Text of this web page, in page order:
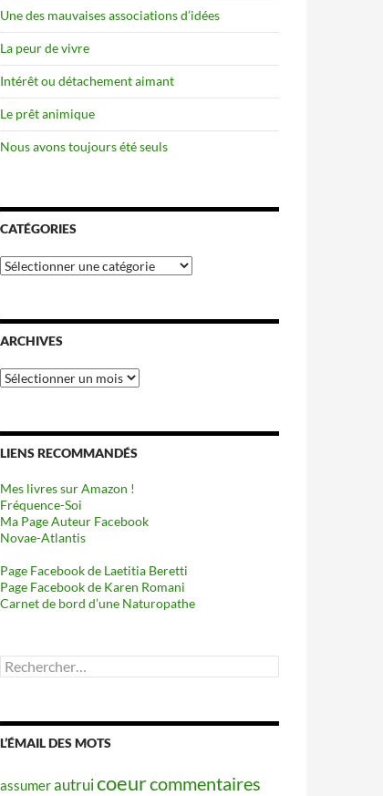
Une des mauvaises associations d’idées
La peur de vivre
Intérêt ou détachement aimant
Le prêt animique
Nous avons toujours été seuls
CATÉGORIES
Catégories
ARCHIVES
Archives
LIENS RECOMMANDÉS
Mes livres sur Amazon !
Fréquence-Soi
Ma Page Auteur Facebook
Novae-Atlantis
Page Facebook de Laetitia Beretti
Page Facebook de Karen Romani
Carnet de bord d’une Naturopathe
Rechercher :
L’ÉMAIL DES MOTS
assumerautruicoeurcommentaires